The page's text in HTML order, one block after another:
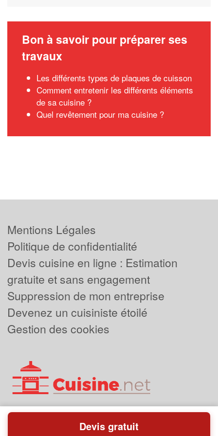
Bon à savoir pour préparer ses
travaux
Les différents types de plaques de cuisson
Comment entretenir les différents éléments
de sa cuisine ?
Quel revêtement pour ma cuisine ?
Mentions Légales
Politique de confidentialité
Devis cuisine en ligne : Estimation
gratuite et sans engagement
Suppression de mon entreprise
Devenez un cuisiniste étoilé
Gestion des cookies
Powered byPlus que pro
Devis gratuit